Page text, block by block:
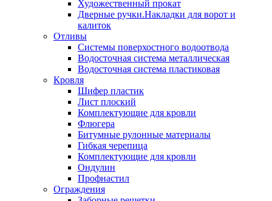
Художественный прокат
Дверные ручки.Накладки для ворот и
калиток
Отливы
Системы поверхостного водоотвода
Водосточная система металлическая
Водосточная система пластиковая
Кровля
Шифер пластик
Лист плоский
Комплектующие для кровли
Флюгера
Битумные рулонные материалы
Гибкая черепица
Комплектующие для кровли
Ондулин
Профнастил
Ограждения